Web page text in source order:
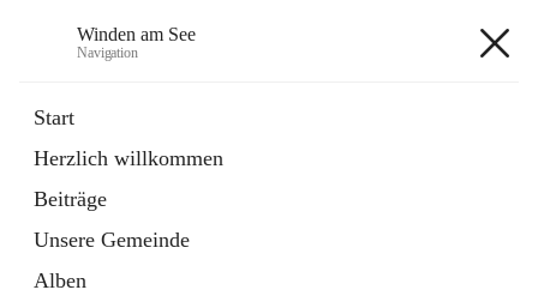
Winden am See
Navigation
Start
Herzlich willkommen
Beiträge
Unsere Gemeinde
Alben
Externe Webseite
in
Tab
Bebauungsplan
öffnet
in
neuem